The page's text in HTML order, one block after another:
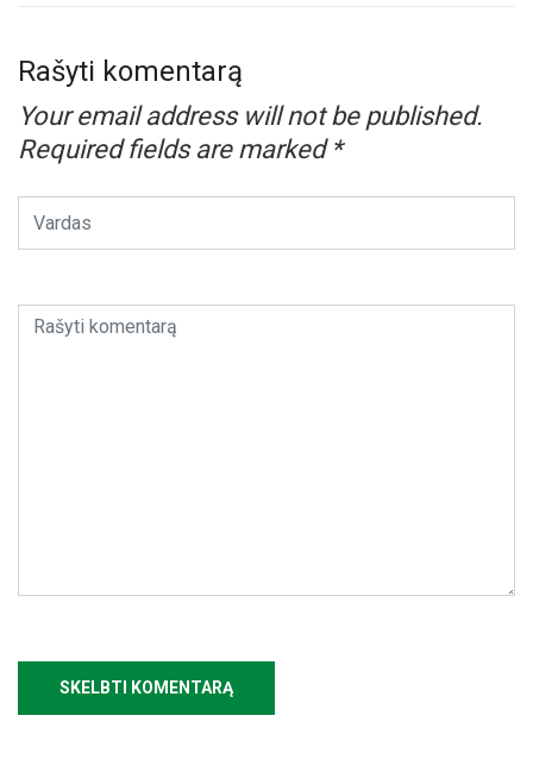
Rašyti komentarą
Your email address will not be published.
Required fields are marked *